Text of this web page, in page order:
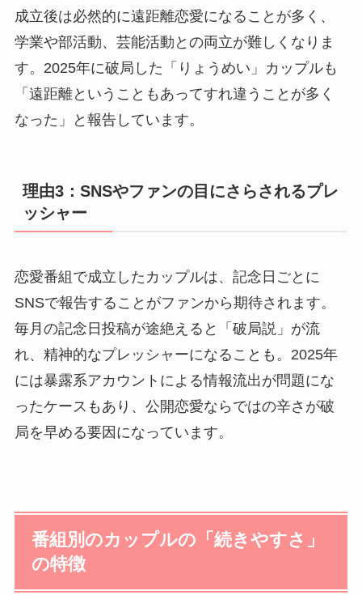
成立後は必然的に遠距離恋愛になることが多く、
学業や部活動、芸能活動との両立が難しくなりま
す。2025年に破局した「りょうめい」カップルも
「遠距離ということもあってすれ違うことが多く
なった」と報告しています。
理由3：SNSやファンの目にさらされるプレ
ッシャー
恋愛番組で成立したカップルは、記念日ごとに
SNSで報告することがファンから期待されます。
毎月の記念日投稿が途絶えると「破局説」が流
れ、精神的なプレッシャーになることも。2025年
には暴露系アカウントによる情報流出が問題にな
ったケースもあり、公開恋愛ならではの辛さが破
局を早める要因になっています。
番組別のカップルの「続きやすさ」
の特徴